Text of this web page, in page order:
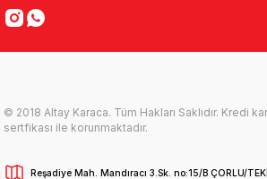
© 2018 Altay Karaca. Tüm Hakları Saklıdır. Kredi
sertfikası ile korunmaktadır.
Reşadiye Mah. Mandıracı 3.Sk. no:15/B ÇORLU/